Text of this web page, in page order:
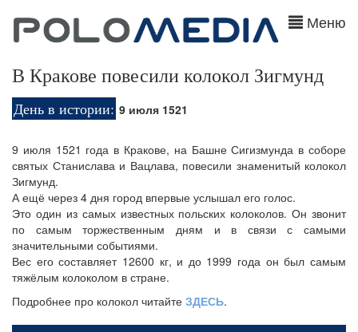
Меню
В Кракове повесили колокол Зигмунд
День в истории: 9 июля 1521
9 июля 1521 года в Кракове, на Башне Сигизмунда в соборе
святых Станислава и Вацлава, повесили знаменитый колокол
Зигмунд.
А ещё через 4 дня город впервые услышал его голос.
Это один из самых известных польских колоколов. Он звонит
по самым торжественным дням и в связи с самыми
значительными событиями.
Вес его составляет 12600 кг, и до 1999 года он был самым
тяжёлым колоколом в стране.
Подробнее про колокол читайте ЗДЕСЬ.